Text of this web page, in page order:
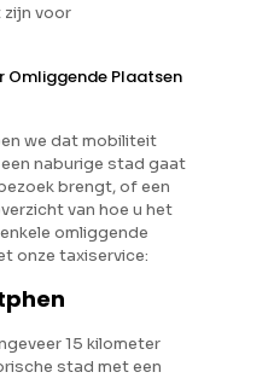
voor
Omliggende Plaatsen
we dat mobiliteit
naburige stad gaat
brengt, of een
van hoe u het
omliggende
onze taxiservice:
15 kilometer
stad met een